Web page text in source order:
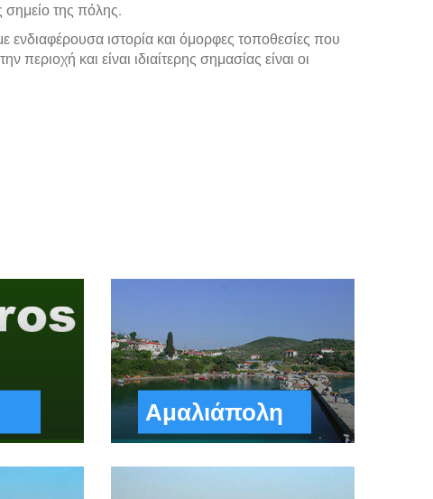
της πόλης.
ενδιαφέρουσα ιστορία και όμορφες τοποθεσίες που
περιοχή και είναι ιδιαίτερης σημασίας είναι οι
Αμαλιάπολη